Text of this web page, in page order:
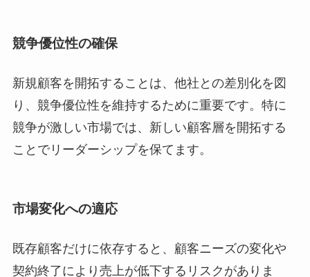
競争優位性の確保
新規顧客を開拓することは、他社との差別化を図
り、競争優位性を維持するために重要です。特に
競争が激しい市場では、新しい顧客層を開拓する
ことでリーダーシップを保てます。
市場変化への適応
既存顧客だけに依存すると、顧客ニーズの変化や
契約終了により売上が低下するリスクがありま